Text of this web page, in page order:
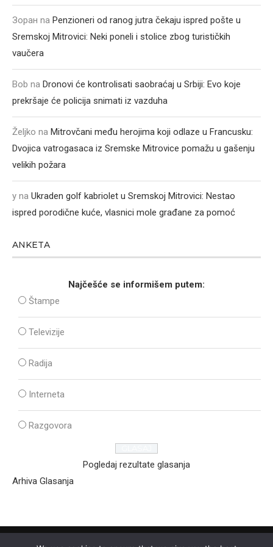
Зоран na Penzioneri od ranog jutra čekaju ispred pošte u
Sremskoj Mitrovici: Neki poneli i stolice zbog turističkih
vaučera
Bob na Dronovi će kontrolisati saobraćaj u Srbiji: Evo koje
prekršaje će policija snimati iz vazduha
Željko na Mitrovčani među herojima koji odlaze u Francusku:
Dvojica vatrogasaca iz Sremske Mitrovice pomažu u gašenju
velikih požara
y na Ukraden golf kabriolet u Sremskoj Mitrovici: Nestao
ispred porodične kuće, vlasnici mole građane za pomoć
ANKETA
Najčešće se informišem putem:
Štampe
Televizije
Radija
Interneta
Razgovora
Pogledaj rezultate glasanja
Arhiva Glasanja